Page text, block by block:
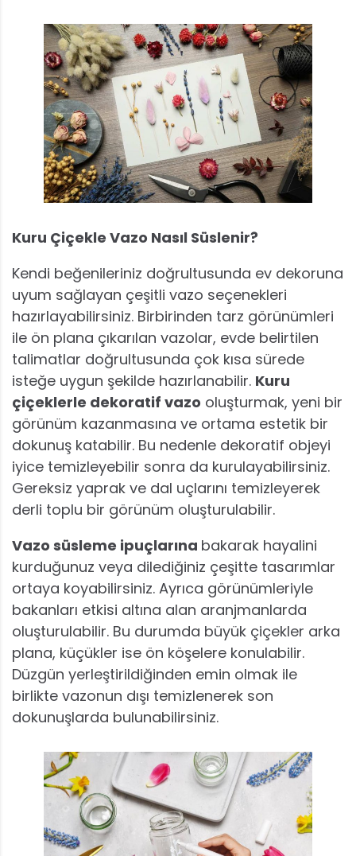
Kuru Çiçekle Vazo Nasıl Süslenir?
Kendi beğenileriniz doğrultusunda ev dekoruna
uyum sağlayan çeşitli vazo seçenekleri
hazırlayabilirsiniz. Birbirinden tarz görünümleri
ile ön plana çıkarılan vazolar, evde belirtilen
talimatlar doğrultusunda çok kısa sürede
isteğe uygun şekilde hazırlanabilir. Kuru
çiçeklerle dekoratif vazo oluşturmak, yeni bir
görünüm kazanmasına ve ortama estetik bir
dokunuş katabilir. Bu nedenle dekoratif objeyi
iyice temizleyebilir sonra da kurulayabilirsiniz.
Gereksiz yaprak ve dal uçlarını temizleyerek
derli toplu bir görünüm oluşturulabilir.
Vazo süsleme ipuçlarına bakarak hayalini
kurduğunuz veya dilediğiniz çeşitte tasarımlar
ortaya koyabilirsiniz. Ayrıca görünümleriyle
bakanları etkisi altına alan aranjmanlarda
oluşturulabilir. Bu durumda büyük çiçekler arka
plana, küçükler ise ön köşelere konulabilir.
Düzgün yerleştirildiğinden emin olmak ile
birlikte vazonun dışı temizlenerek son
dokunuşlarda bulunabilirsiniz.